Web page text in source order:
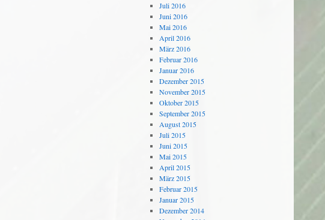
Juli 2016
Juni 2016
Mai 2016
April 2016
März 2016
Februar 2016
Januar 2016
Dezember 2015
November 2015
Oktober 2015
September 2015
August 2015
Juli 2015
Juni 2015
Mai 2015
April 2015
März 2015
Februar 2015
Januar 2015
Dezember 2014